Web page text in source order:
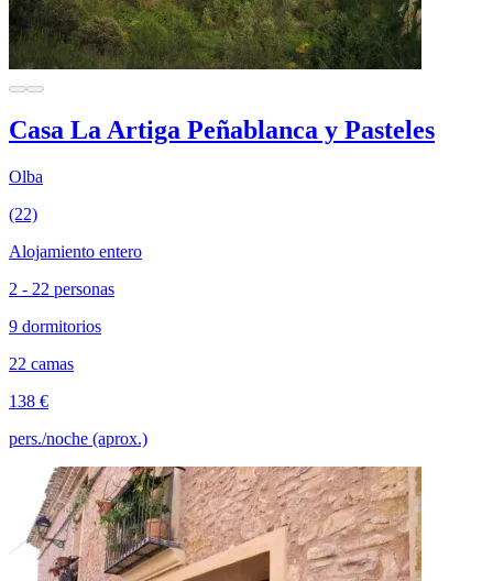
Casa La Artiga Peñablanca y Pasteles
Olba
(22)
Alojamiento entero
2 - 22 personas
9 dormitorios
22 camas
138 €
pers./noche (aprox.)